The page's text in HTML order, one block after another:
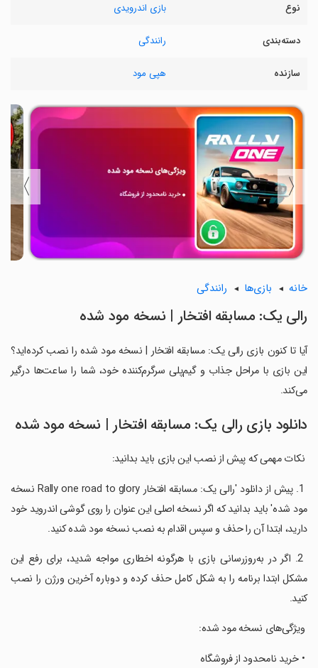
نوع بازی اندرویدی
دسته‌بندی رانندگی
سازنده هپی مود
〈
〉
خانه بازی‌ها رانندگی
رالی یک: مسابقه افتخار | نسخه مود شده
آیا تا کنون بازی رالی یک: مسابقه افتخار | نسخه مود شده را نصب کرده‌اید؟
این بازی با مراحل جذاب و گیم‌پلی سرگرم‌کننده خود، شما را ساعت‌ها درگیر
می‌کند.
دانلود بازی رالی یک: مسابقه افتخار | نسخه مود شده
‏ نکات مهمی که پیش از نصب این بازی باید بدانید:
‏ 1. پیش از دانلود 'رالی یک: مسابقه افتخار Rally one road to glory نسخه
مود شده' باید بدانید که اگر نسخه اصلی این عنوان را روی گوشی اندروید خود
دارید، ابتدا آن را حذف و سپس اقدام به نصب نسخه مود شده کنید.
‏ 2. اگر در به‌روزرسانی بازی با هرگونه اخطاری مواجه شدید، برای رفع این
مشکل ابتدا برنامه را به شکل کامل حذف کرده و دوباره آخرین ورژن را نصب
کنید.
‏ ویژگی‌های نسخه مود شده:
‏ • خرید نامحدود از فروشگاه